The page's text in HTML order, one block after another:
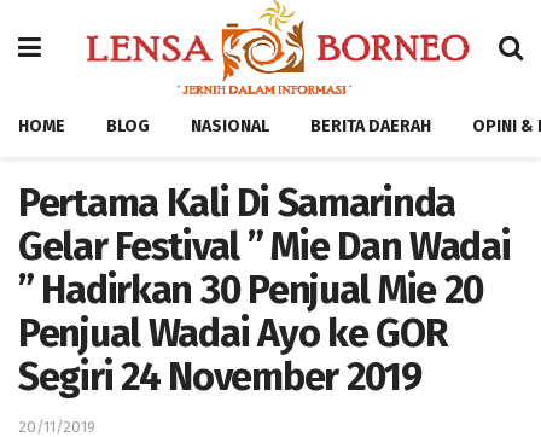
HOME BLOG NASIONAL BERITA DAERAH OPINI &
Pertama Kali Di Samarinda
Gelar Festival ” Mie Dan Wadai
” Hadirkan 30 Penjual Mie 20
Penjual Wadai Ayo ke GOR
Segiri 24 November 2019
20/11/2019